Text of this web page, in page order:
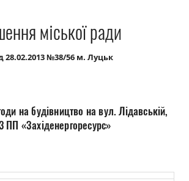
сайту
Про місто
Міська влада
Бюджет
міської ради
28.02.2013 №38/56 м. Луцьк
на будівництво на вул. Лідавській,
ПП «Західенергоресурс»